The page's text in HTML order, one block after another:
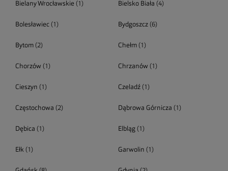
Bielany Wrocławskie (1) Bielsko Biała (4)
Bolesławiec (1) Bydgoszcz(6)
Bytom (2) Chełm(1)
Chorzów (1) Chrzanów (1)
Cieszyn (1) Czeladź(1)
Częstochowa (2) Dąbrowa Górnicza (1)
Dębica (1) Elbląg(1)
Ełk (1) Garwolin (1)